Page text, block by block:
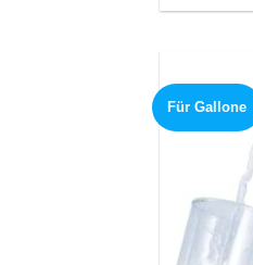
Für Gallone